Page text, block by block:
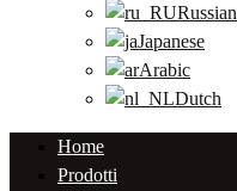
Russian
Japanese
Arabic
Dutch
Home
Prodotti